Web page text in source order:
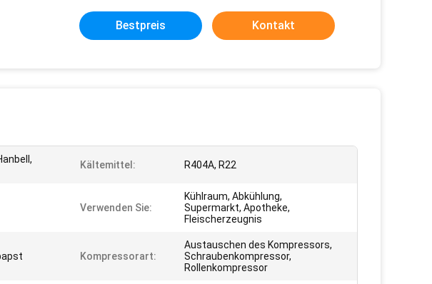
Bestpreis Kontakt
Kältemittel: R404A, R22
Verwenden Sie:
Kühlraum, Abkühlung,
Supermarkt, Apotheke,
Fleischerzeugnis
Kompressorart:
Austauschen des Kompressors,
Schraubenkompressor,
Rollenkompressor